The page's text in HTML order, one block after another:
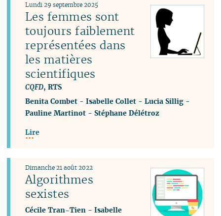
Les femmes sont
toujours faiblement
représentées dans
les matières
scientifiques
CQFD, RTS
Lundi 29 septembre 2025
Benita Combet -Isabelle Collet -Lucia Sillig -
Pauline Martinot -Stéphane Délétroz
Lire
Algorithmes
sexistes
Dimanche 21 août 2022
Cécile Tran-Tien -Isabelle